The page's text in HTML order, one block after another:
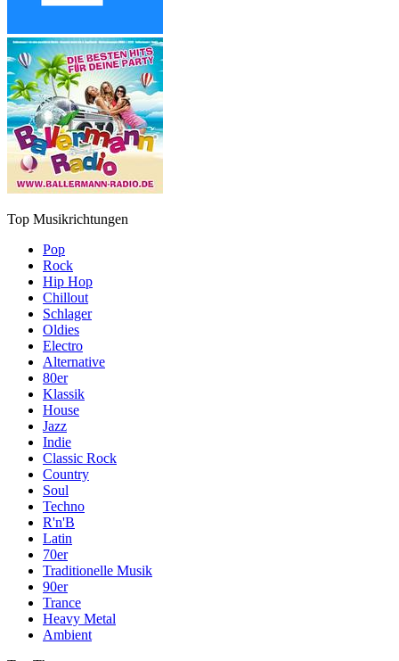
Top Musikrichtungen
Pop
Rock
Hip Hop
Chillout
Schlager
Oldies
Electro
Alternative
80er
Klassik
House
Jazz
Indie
Classic Rock
Country
Soul
Techno
R'n'B
Latin
70er
Traditionelle Musik
90er
Trance
Heavy Metal
Ambient